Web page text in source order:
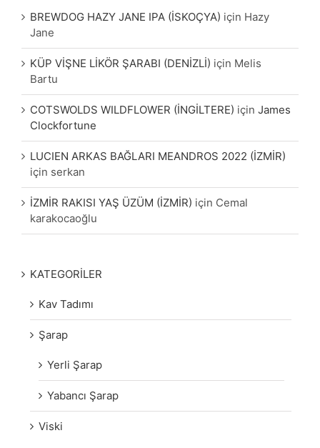
BREWDOG HAZY JANE IPA (İSKOÇYA) için Hazy
Jane
KÜP VİŞNE LİKÖR ŞARABI (DENİZLİ) için Melis
Bartu
COTSWOLDS WILDFLOWER (İNGİLTERE) için James
Clockfortune
LUCIEN ARKAS BAĞLARI MEANDROS 2022 (İZMİR)
için serkan
İZMİR RAKISI YAŞ ÜZÜM (İZMİR) için Cemal
karakocaoğlu
KATEGORİLER
Kav Tadımı
Şarap
Yerli Şarap
Yabancı Şarap
Viski